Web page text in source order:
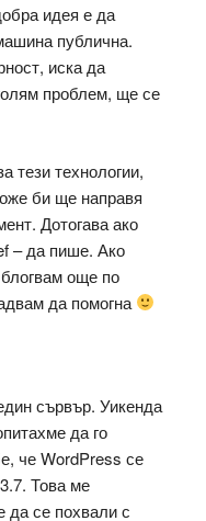
идея е да
публична.
иска да
проблем, ще се
тези технологии,
би ще направя
Дотогава ако
– да пише. Ако
още по
да помогна
сървър. Уикенда
да го
че WordPress се
Това ме
да се похвали с